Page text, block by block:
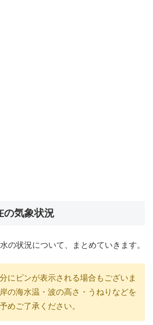
の気象状況
の状況について、まとめていきます。
にピンが表示される場合もございま
の海水温・波の高さ・うねりなどを
めご了承ください。